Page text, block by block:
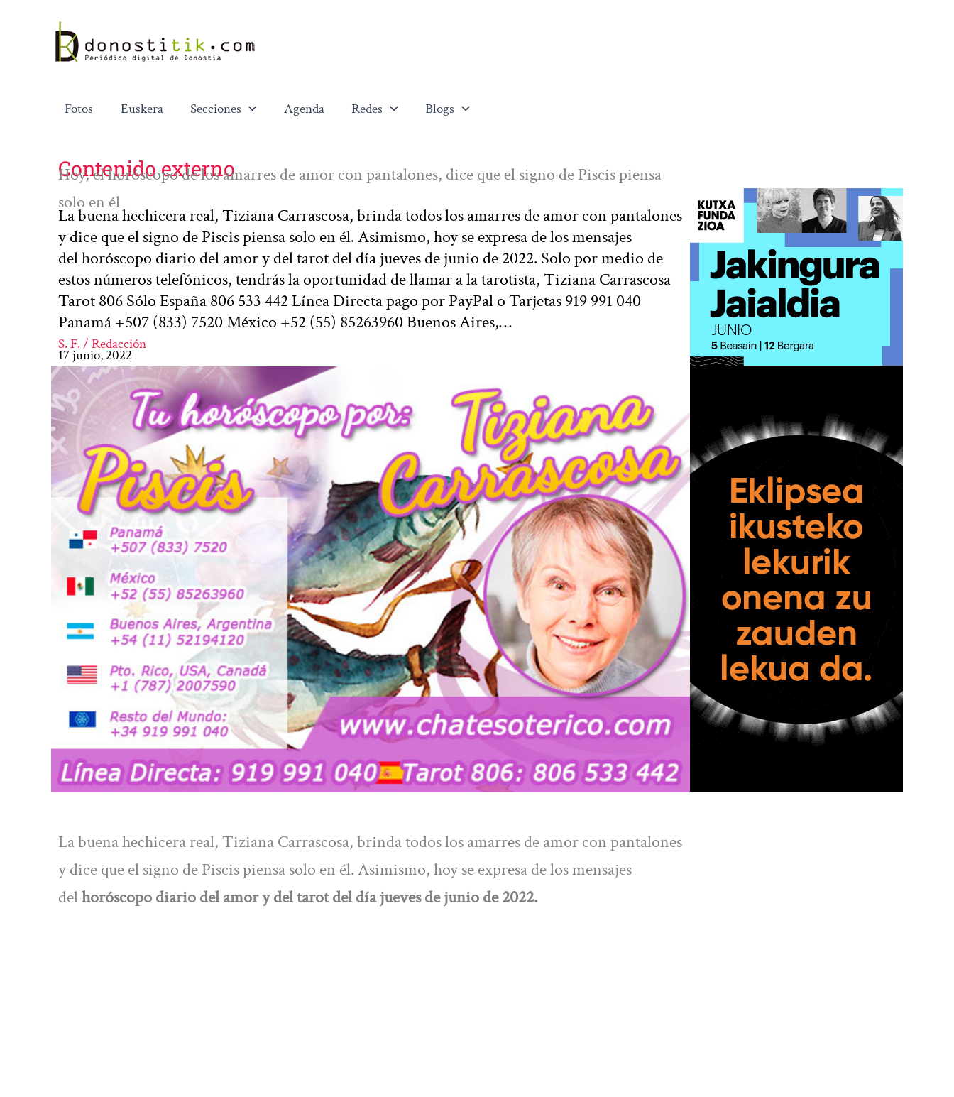
contenido
Fotos Euskera Secciones Agenda Redes Blogs
Contenido externo
Hoy, el horóscopo de los amarres de amor con pantalones, dice que el signo de Piscis piensa
solo en él
La buena hechicera real, Tiziana Carrascosa, brinda todos los amarres de amor con pantalones
y dice que el signo de Piscis piensa solo en él. Asimismo, hoy se expresa de los mensajes
del horóscopo diario del amor y del tarot del día jueves de junio de 2022. Solo por medio de
estos números telefónicos, tendrás la oportunidad de llamar a la tarotista, Tiziana Carrascosa
Tarot 806 Sólo España 806 533 442 Línea Directa pago por PayPal o Tarjetas 919 991 040
Panamá +507 (833) 7520 México +52 (55) 85263960 Buenos Aires,…
S. F. / Redacción
17 junio, 2022
La buena hechicera real, Tiziana Carrascosa, brinda todos los amarres de amor con pantalones
y dice que el signo de Piscis piensa solo en él. Asimismo, hoy se expresa de los mensajes
delhoróscopo diario del amor y del tarot del día jueves de junio de 2022.